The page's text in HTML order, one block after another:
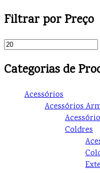
Filtrar por Preço
Categorias de
Acessórios
Acessórios
Coldres